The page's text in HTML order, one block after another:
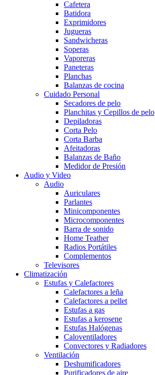
Cafetera
Batidora
Exprimidores
Jugueras
Sandwicheras
Soperas
Vaporeras
Paneteras
Planchas
Balanzas de cocina
Cuidado Personal
Secadores de pelo
Planchitas y Cepillos de pelo
Depiladoras
Corta Pelo
Corta Barba
Afeitadoras
Balanzas de Baño
Medidor de Presión
Audio y Video
Audio
Auriculares
Parlantes
Minicomponentes
Microcomponentes
Barra de sonido
Home Teather
Radios Portátiles
Complementos
Televisores
Climatización
Estufas y Calefactores
Calefactores a leña
Calefactores a pellet
Estufas a gas
Estufas a kerosene
Estufas Halógenas
Caloventiladores
Convectores y Radiadores
Ventilación
Deshumificadores
Purificadores de aire